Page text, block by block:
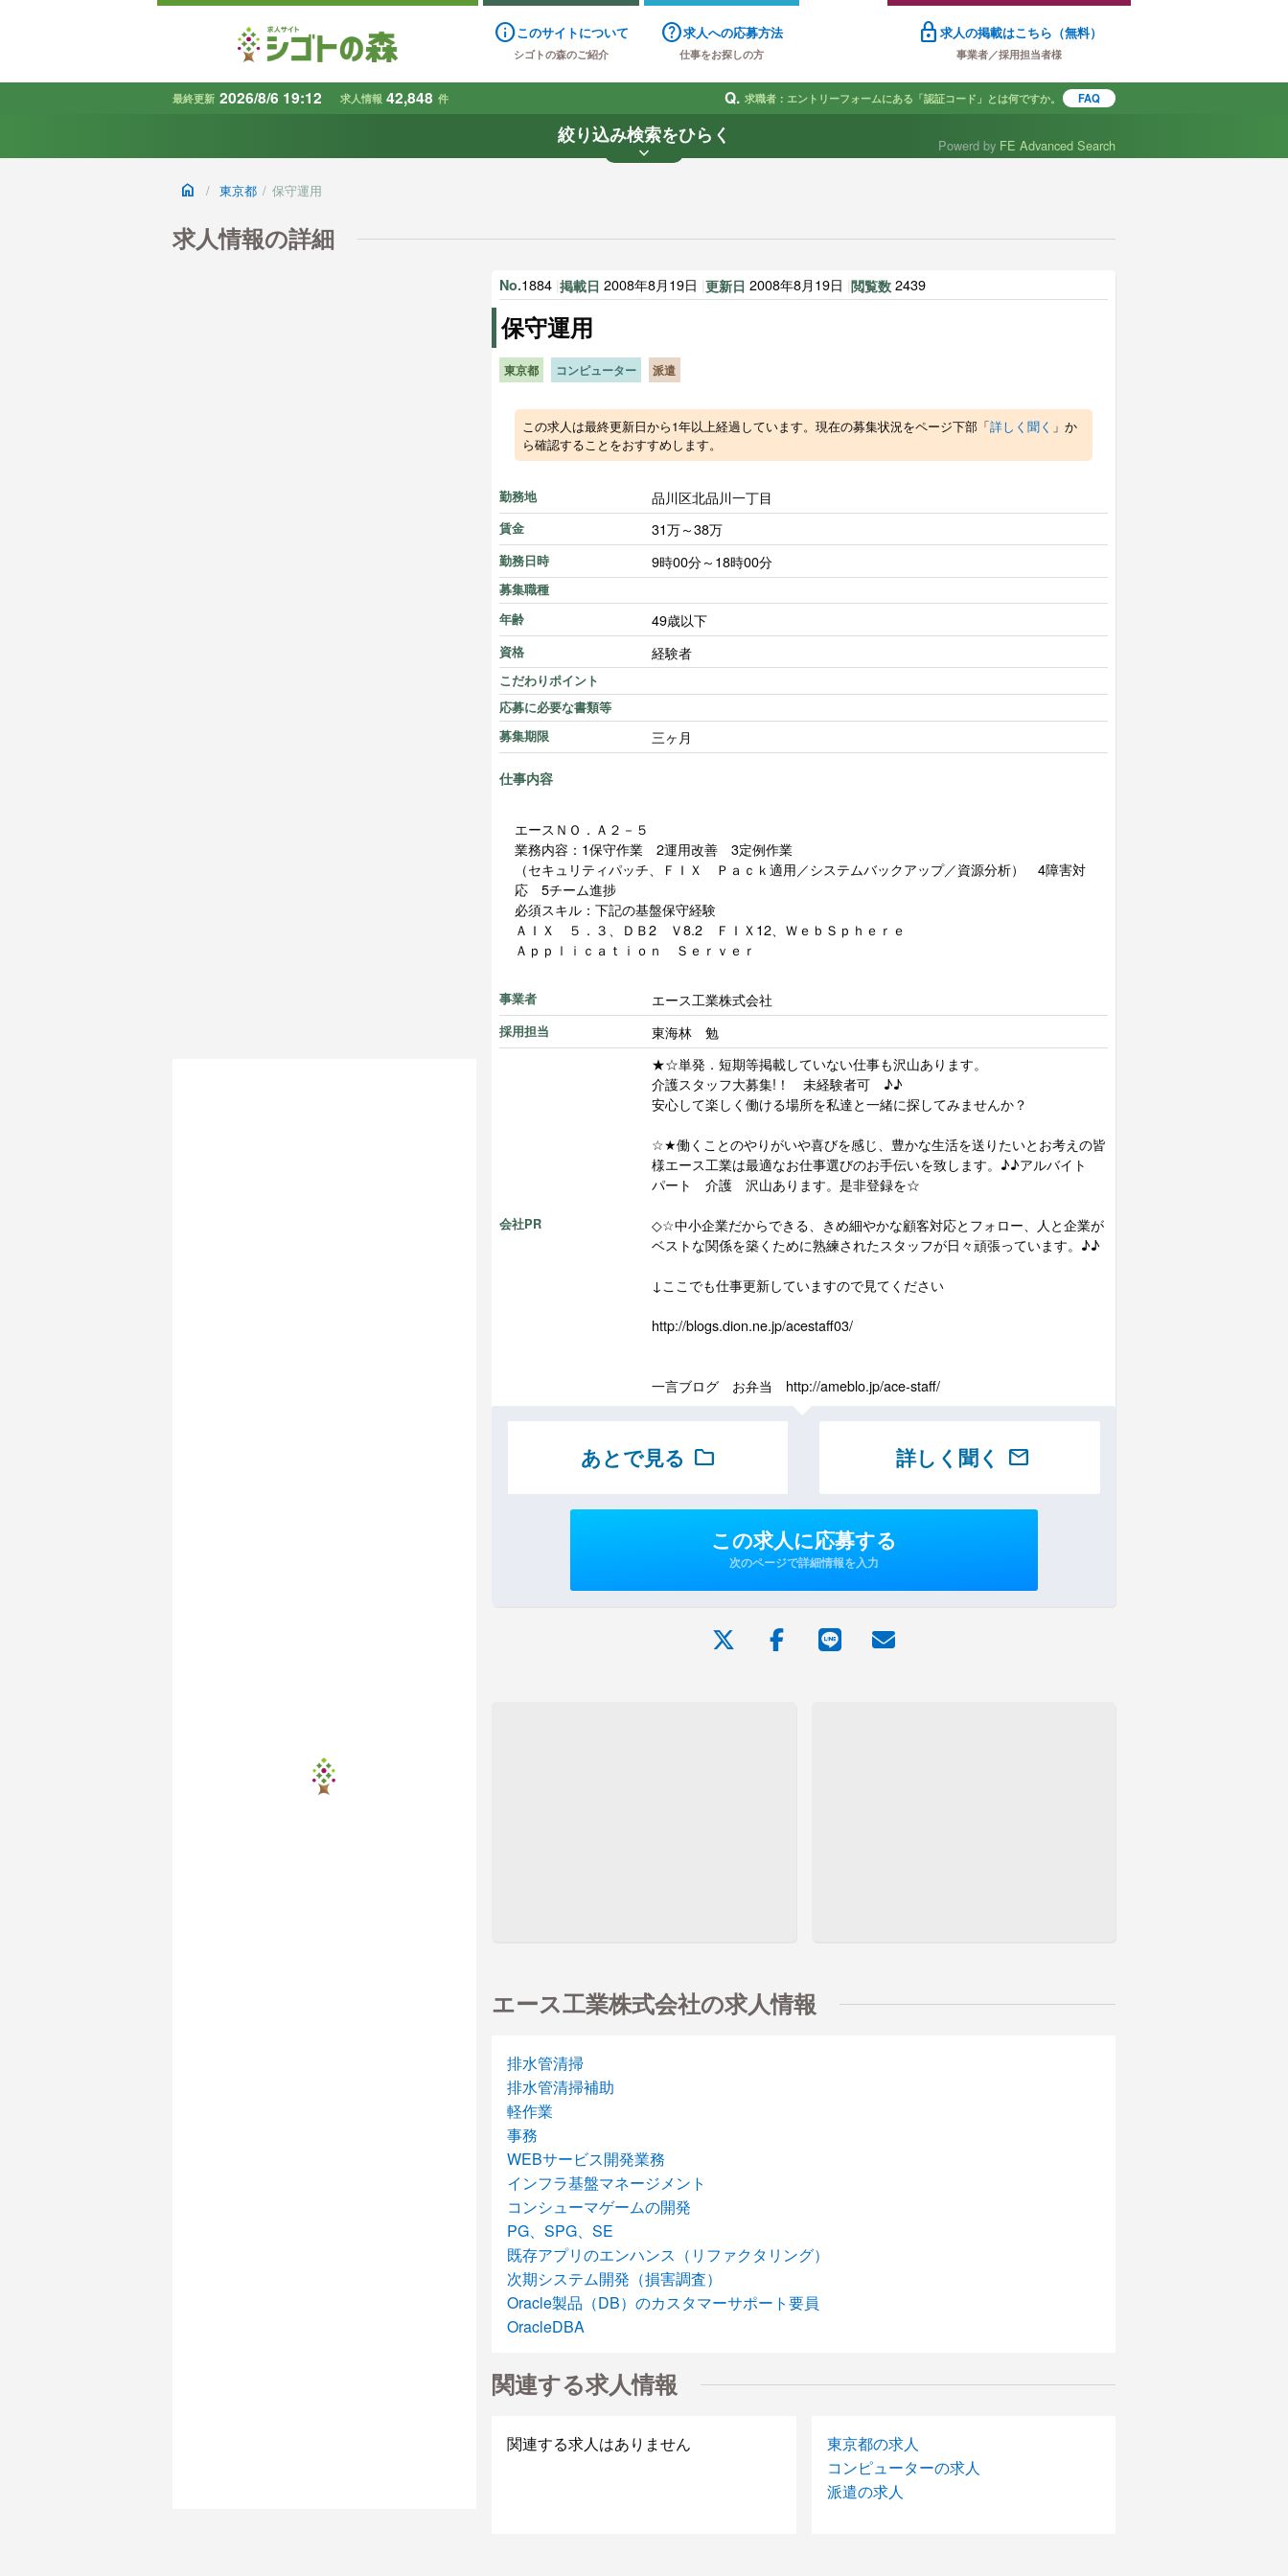
infoこのサイトについて
シゴトの森のご紹介
help求人への応募方法
仕事をお探しの方
lock 求人の掲載はこちら（無料）
事業者／採用担当者様
最終更新 2026/8/6 19:12 求人情報 42,848 件 Q. 求職者：エントリーフォームにある「認証コード」とは何ですか。 FAQ
絞り込み検索をひらく
keyboard_arrow_down
条件から探す
地域 業種 雇用形態 賃金
キーワードで探す
Powerd by FE Advanced Search
home / 東京都 / 保守運用
求人情報の詳細
No.1884 |掲載日 2008年8月19日 |更新日 2008年8月19日 |閲覧数 2439
保守運用
東京都 コンピューター 派遣
この求人は最終更新日から1年以上経過しています。現在の募集状況をページ下部「詳しく聞く 」か
ら確認することをおすすめします。
勤務地 品川区北品川一丁目
賃金 31万～38万
勤務日時 9時00分～18時00分
募集職種
年齢
49歳以下
資格 経験者
こだわりポイント
応募に必要な書類等
募集期限
三ヶ月
仕事内容
エースＮＯ．Ａ２－５
業務内容：1保守作業 2運用改善 3定例作業
（セキュリティパッチ、ＦＩＸ Ｐａｃｋ適用／システムバックアップ／資源分析） 4障害対
応 5チーム進捗
必須スキル：下記の基盤保守経験
ＡＩＸ ５．３、ＤＢ2 Ｖ8.2 ＦＩＸ12、ＷｅｂＳｐｈｅｒｅ
Ａｐｐｌｉｃａｔｉｏｎ Ｓｅｒｖｅｒ
事業者 エース工業株式会社
採用担当 東海林 勉
会社PR
★☆単発．短期等掲載していない仕事も沢山あります。
介護スタッフ大募集!！ 未経験者可 ♪♪
安心して楽しく働ける場所を私達と一緒に探してみませんか？
☆★働くことのやりがいや喜びを感じ、豊かな生活を送りたいとお考えの皆
様エース工業は最適なお仕事選びのお手伝いを致します。♪♪アルバイト
パート 介護 沢山あります。是非登録を☆
◇☆中小企業だからできる、きめ細やかな顧客対応とフォロー、人と企業が
ベストな関係を築くために熟練されたスタッフが日々頑張っています。♪♪
↓ここでも仕事更新していますので見てください
http://blogs.dion.ne.jp/acestaff03/
一言ブログ お弁当 http://ameblo.jp/ace-staff/
あとで見る folder 詳しく聞く mail
この求人に応募する
次のページで詳細情報を入力
エース工業株式会社の求人情報
排水管清掃
排水管清掃補助
軽作業
事務
WEBサービス開発業務
インフラ基盤マネージメント
コンシューマゲームの開発
PG、SPG、SE
既存アプリのエンハンス（リファクタリング）
次期システム開発（損害調査）
Oracle製品（DB）のカスタマーサポート要員
OracleDBA
債券フロントPMO
紳士用衣料品(Yシャツ・靴下等)の陳列、品だし
総合試験案件
関連する求人情報
関連する求人はありません
東京都の求人
コンピューターの求人
派遣の求人